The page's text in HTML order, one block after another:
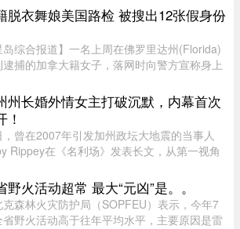
。8月5日，网友在上海机场偶遇王祖贤。34度
气穿着皮衣外套配长裙 ...
脱衣舞娘美国路检 被搜出12张假身份
岛综合报道】一名上周在佛罗里达州(Florida)
逮捕的加拿大籍女子，落网时向警方宣称身上
惊人的内幕，据称警方其后在她后车箱里发现
张假身份证。据《国 ...
州长婚外情女主打破沉默，内幕首次
！
，曾在2007年引发加州政坛大地震的当事人
Rippey在《名利场》发表长文，从第一视角
Newsom的一段婚外情。这段尘封多年的往
次被推向风口浪尖。Gavin New ...
野火活动超常 最大“元凶”是。。
克森林火灾防护局（SOPFEU）表示，今年7
省野火活动高于往年平均水平，主要原因是雷